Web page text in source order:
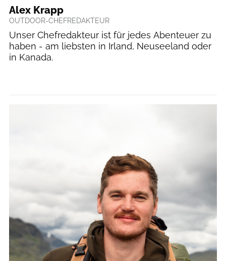
Alex Krapp
OUTDOOR-CHEFREDAKTEUR
Unser Chefredakteur ist für jedes Abenteuer zu
haben - am liebsten in Irland, Neuseeland oder
in Kanada.